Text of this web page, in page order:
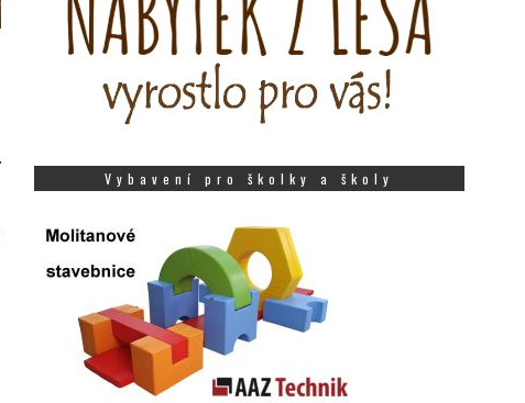
Vybavení pro školky a školy